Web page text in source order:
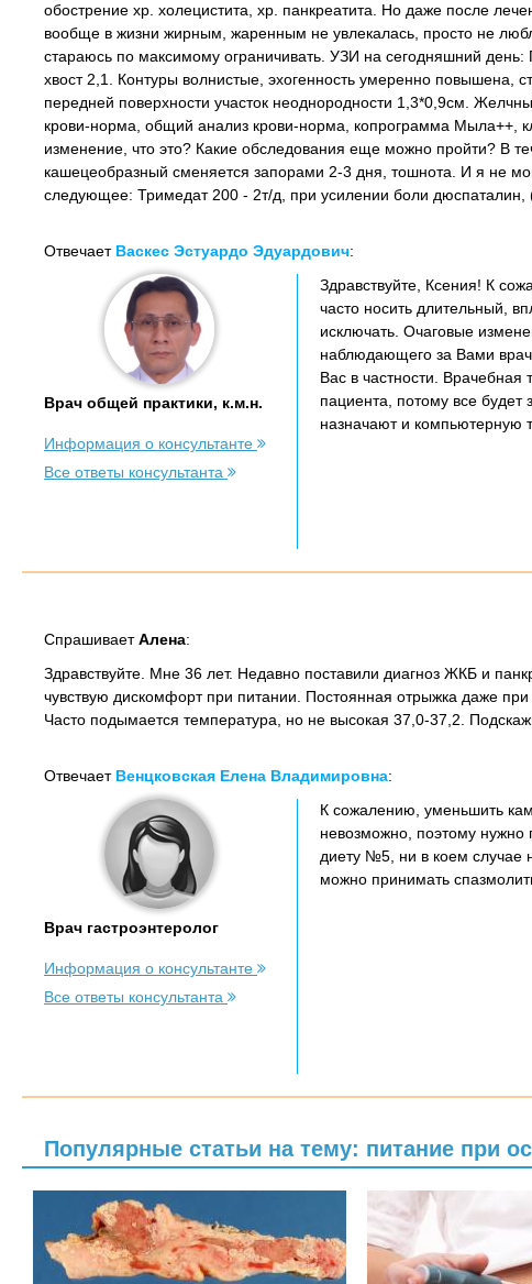
обострение хр. холецистита, хр. панкреатита. Но даже после
вообще в жизни жирным, жаренным не увлекалась, просто не
стараюсь по максимому ограничивать. УЗИ на сегодняшний
хвост 2,1. Контуры волнистые, эхогенность умеренно повышена,
передней поверхности участок неоднородности 1,3*0,9см.
крови-норма, общий анализ крови-норма, копрограмма Мыла++,
изменение, что это? Какие обследования еще можно пройти? В
кашецеобразный сменяется запорами 2-3 дня, тошнота. И я не
следующее: Тримедат 200 - 2т/д, при усилении боли дюспаталин,
Отвечает Васкес Эстуардо Эдуардович:
Врач общей практики, к.м.н.
Информация о консультанте
Все ответы консультанта
Здравствуйте, Ксения! К
часто носить длительный,
исключать. Очаговые
наблюдающего за Вами
Вас в частности. Врачебная
пациента, потому все будет
назначают и компьютерную
СпрашиваетАлена:
Здравствуйте. Мне 36 лет. Недавно поставили диагноз ЖКБ и
чувствую дискомфорт при питании. Постоянная отрыжка даже
Часто подымается температура, но не высокая 37,0-37,2.
Отвечает Венцковская Елена Владимировна:
Врач гастроэнтеролог
Информация о консультанте
Все ответы консультанта
К сожалению, уменьшить
невозможно, поэтому нужно
диету №5, ни в коем случае
можно принимать
Популярные статьи на тему: питание при